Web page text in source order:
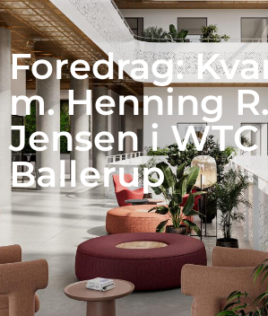
Foredrag:
m. Henning
Jensen i WTC
Ballerup